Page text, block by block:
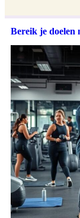
Bereik je doelen